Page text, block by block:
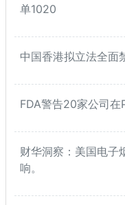
单1020
中国香港拟立法全面
FDA警告20家公司在
财华洞察：美国电子
响。